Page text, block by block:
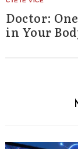
Doctor:
in Your